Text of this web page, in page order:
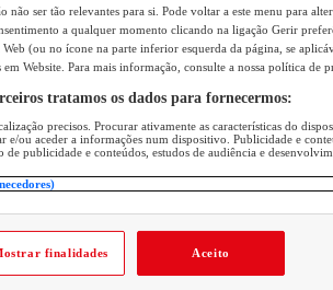
não ser tão relevantes para si. Pode voltar a este menu para
a qualquer momento clicando na ligação Gerir
(ou no ícone na parte inferior esquerda da página, se
em Website. Para mais informação, consulte a nossa política de
tratamos os dados para fornecermos:
precisos. Procurar ativamente as características do
e/ou aceder a informações num dispositivo. Publicidade e
de publicidade e conteúdos, estudos de audiência e
finalidades Aceito